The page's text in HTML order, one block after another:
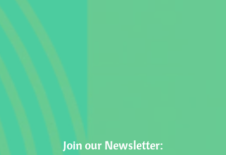
Join our Newsletter: